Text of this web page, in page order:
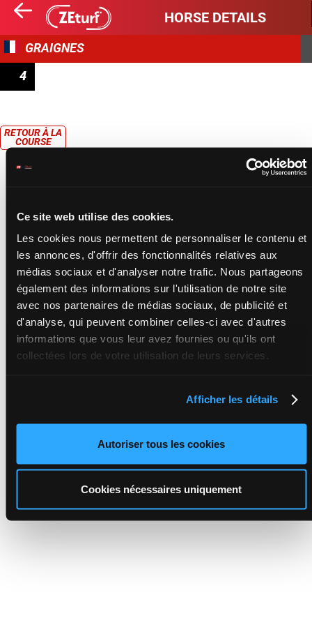
Ce site web utilise des cookies.
Les cookies nous permettent de personnaliser le contenu et
les annonces, d'offrir des fonctionnalités relatives aux
médias sociaux et d'analyser notre trafic. Nous partageons
également des informations sur l'utilisation de notre site
avec nos partenaires de médias sociaux, de publicité et
d'analyse, qui peuvent combiner celles-ci avec d'autres
informations que vous leur avez fournies ou qu'ils ont
collectées lors de votre utilisation de leurs services.
Afficher les détails
Autoriser tous les cookies
Cookies nécessaires uniquement
HORSE DETAILS
GRAIGNES
4
RETOUR À LA
COURSE